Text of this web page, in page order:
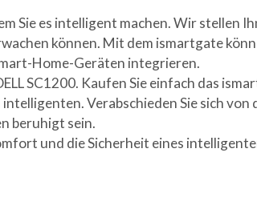
Sie es intelligent machen. Wir stellen
können. Mit dem ismartgate
Home-Geräten integrieren.
SC1200. Kaufen Sie einfach das
Verabschieden Sie sich von
beruhigt sein.
und die Sicherheit eines